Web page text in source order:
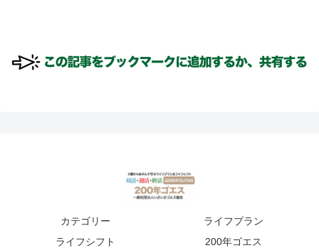
カテゴリー
ライフプラン
ライフシフト
200年ゴエス